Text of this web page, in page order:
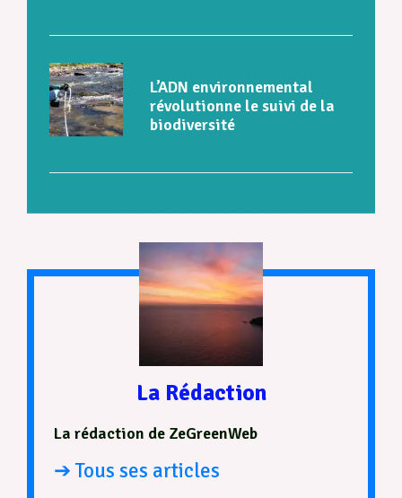
L’ADN environnemental
révolutionne le suivi de la
biodiversité
La Rédaction
La rédaction de ZeGreenWeb
➔ Tous ses articles